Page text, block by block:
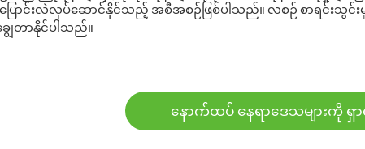
ာင်းလဲလုပ်ဆောင်နိုင်သည့် အစီအစဉ်ဖြစ်ပါသည်။ လစဉ် စာရင်းသွင်
ေတာနိုင်ပါသည်။
နောက်ထပ် နေရာဒေသများကို ရှာ